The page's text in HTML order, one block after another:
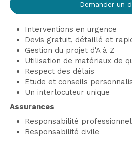
Demander un
Interventions en urgence
Devis gratuit, détaillé et
Gestion du projet d'A à Z
Utilisation de matériaux de
Respect des délais
Etude et conseils
Un interlocuteur unique
Assurances
Responsabilité
Responsabilité civile